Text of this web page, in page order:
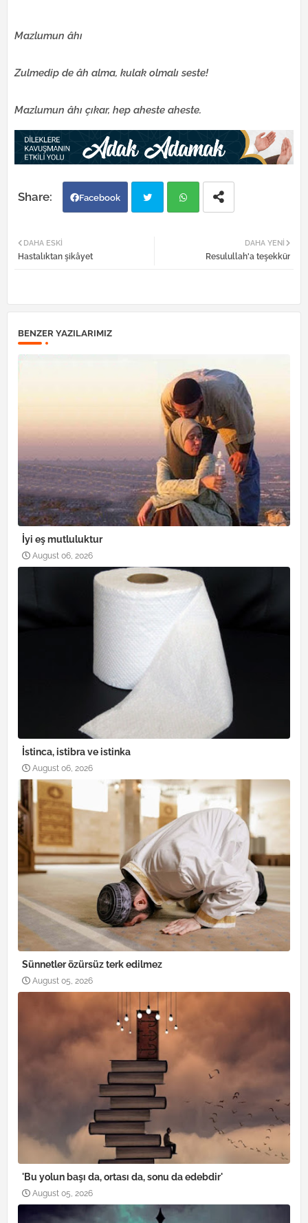
Mazlumun âhı
Zulmedip de âh alma, kulak olmalı seste!
Mazlumun âhı çıkar, hep aheste aheste.
Facebook
DAHA YENI
Resulullah'a teşekkür
DAHA ESKI
Hastalıktan şikâyet
BENZER YAZILARIMIZ
İyi eş mutluluktur
August 06, 2026
İstinca, istibra ve istinka
August 06, 2026
Sünnetler özürsüz terk edilmez
August 05, 2026
'Bu yolun başı da, ortası da, sonu da edebdir'
August 05, 2026